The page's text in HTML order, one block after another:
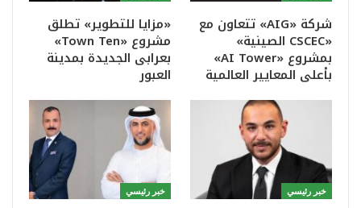
شركة «AIG» تتعاون مع
«CSCEC الصينية»
بمشروع «AI Tower»
بأعلى المعايير العالمية
«مزايا للتطوير» تطلق
مشروع «Town Ten»
بعرابى الجديدة بمدينة
العبور
خبر رئيسي خبر رئيسي